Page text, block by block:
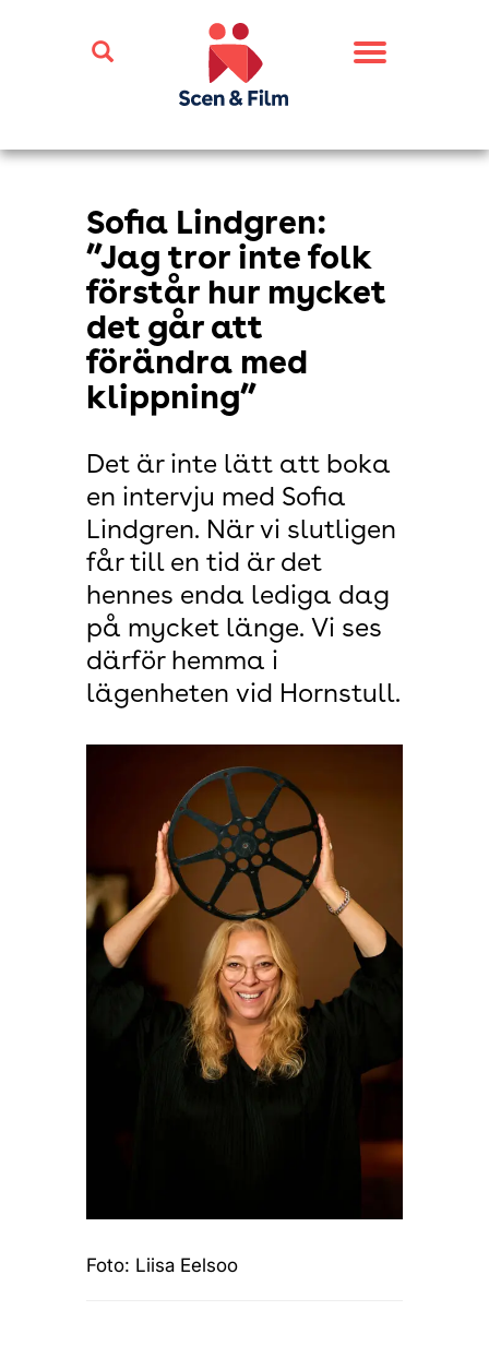
Toggle
Sofia Lindgren:
”Jag tror inte folk
förstår hur mycket
det går att
förändra med
klippning”
Det är inte lätt att boka
en intervju med Sofia
Lindgren. När vi slutligen
får till en tid är det
hennes enda lediga dag
på mycket länge. Vi ses
därför hemma i
lägenheten vid Hornstull.
Foto: Liisa Eelsoo